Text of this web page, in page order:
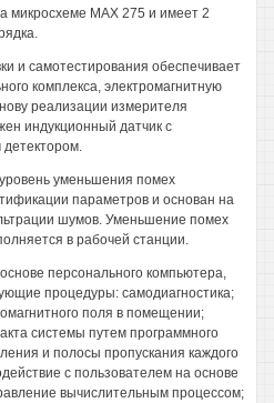
микросхеме МАХ 275 и имеет 2
и самотестирования обеспечивает
комплекса, электромагнитную
реализации измерителя
индукционный датчик с
детектором.
уменьшения помех
параметров и основан на
шумов. Уменьшение помех
в рабочей станции.
персонального компьютера,
процедуры: самодиагностика;
поля в помещении;
системы путем программного
и полосы пропускания каждого
с пользователем на основе
вычислительным процессом;